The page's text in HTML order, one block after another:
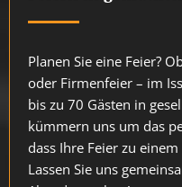
Planen Sie eine Feier?
oder Firmenfeier – im
bis zu 70 Gästen in
kümmern uns um das
dass Ihre Feier zu
Lassen Sie uns